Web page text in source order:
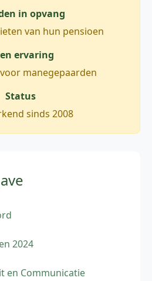
in opvang
van hun pensioen
ervaring
manegepaarden
Status
sinds 2008
2024
en Communicatie